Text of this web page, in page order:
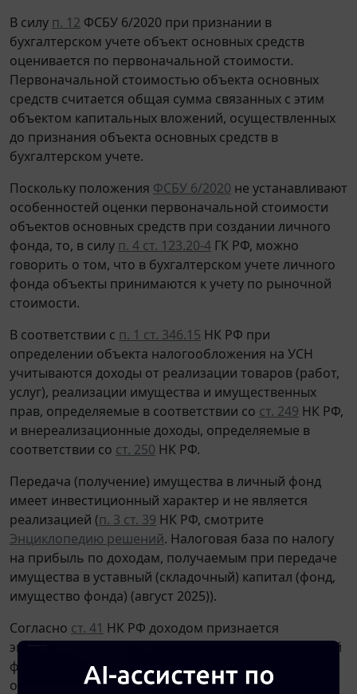
В силу п. 12 ФСБУ 6/2020 при признании в
бухгалтерском учете объект основных средств
оценивается по первоначальной стоимости.
Первоначальной стоимостью объекта основных
средств считается общая сумма связанных с этим
объектом капитальных вложений, осуществленных
до признания объекта основных средств в
бухгалтерском учете.
Поскольку положения ФСБУ 6/2020 не устанавливают
особенностей оценки первоначальной стоимости
объектов основных средств при создании личного
фонда, то, в силу п. 4 ст. 123.20-4 ГК РФ, можно
говорить о том, что в бухгалтерском учете личного
фонда объекты принимаются к учету по рыночной
стоимости.
В соответствии с п. 1 ст. 346.15 НК РФ при
определении объекта налогообложения на УСН
учитываются доходы от реализации товаров (работ,
услуг), реализации имущества и имущественных
прав, определяемые в соответствии со ст. 249 НК РФ,
и внереализационные доходы, определяемые в
соответствии со ст. 250 НК РФ.
Передача (получение) имущества в личный фонд
имеет инвестиционный характер и не является
реализацией (п. 3 ст. 39 НК РФ, смотрите
Энциклопедию решений. Налоговая база по налогу
на прибыль по доходам, получаемым при передаче
имущества в уставный (складочный) капитал (фонд,
имущество фонда) (август 2025)).
Согласно ст. 41 НК РФ доходом признается
экономическая выгода в денежной или натуральной
форме, учитываемая в случае возможности ее
оценки и в той мере, в которой такую выгоду можно